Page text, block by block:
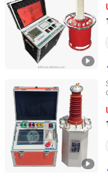
Hubei, China
Wuhan Kaidi Zhengda
Hubei, China